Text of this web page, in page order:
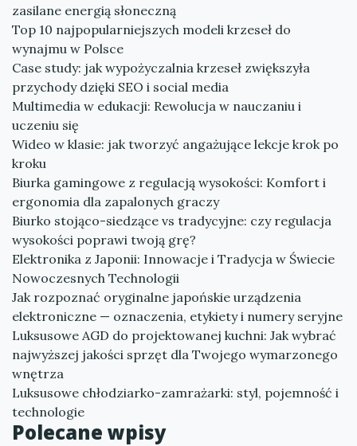
zasilane energią słoneczną
Top 10 najpopularniejszych modeli krzeseł do
wynajmu w Polsce
Case study: jak wypożyczalnia krzeseł zwiększyła
przychody dzięki SEO i social media
Multimedia w edukacji: Rewolucja w nauczaniu i
uczeniu się
Wideo w klasie: jak tworzyć angażujące lekcje krok po
kroku
Biurka gamingowe z regulacją wysokości: Komfort i
ergonomia dla zapalonych graczy
Biurko stojąco-siedzące vs tradycyjne: czy regulacja
wysokości poprawi twoją grę?
Elektronika z Japonii: Innowacje i Tradycja w Świecie
Nowoczesnych Technologii
Jak rozpoznać oryginalne japońskie urządzenia
elektroniczne — oznaczenia, etykiety i numery seryjne
Luksusowe AGD do projektowanej kuchni: Jak wybrać
najwyższej jakości sprzęt dla Twojego wymarzonego
wnętrza
Luksusowe chłodziarko-zamrażarki: styl, pojemność i
technologie
Polecane wpisy